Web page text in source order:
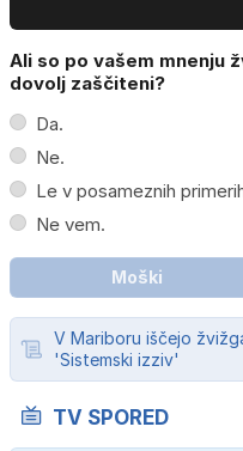
Ali so po vašem mnenju
dovolj zaščiteni?
Da.
Ne.
Le v posameznih
Ne vem.
Moški
V Mariboru iščejo
'Sistemski izziv'
TV SPORED